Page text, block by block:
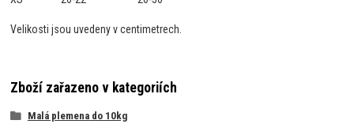
Velikosti jsou uvedeny v centimetrech.
Zboží zařazeno v kategoriích
Malá plemena do 10kg